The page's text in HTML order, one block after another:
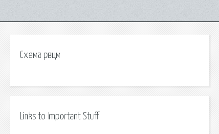
Схема рвцм
Links to Important Stuff